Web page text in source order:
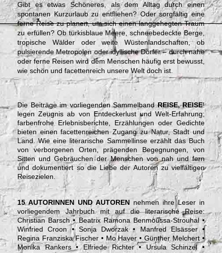
Gibt es etwas Schöneres, als dem Alltag durch einen
spontanen Kurzurlaub zu entfliehen? Oder sorgfältig eine
ferne Reise zu planen, um sich einen langgehegten Traum
zu erfüllen? Ob türkisblaue Meere, schneebedeckte Berge,
tropische Wälder oder weite Wüstenlandschaften, ob
pulsierende Metropolen oder idyllische Dörfer – durch nahe
oder ferne Reisen wird dem Menschen häufig erst bewusst,
wie schön und facettenreich unsere Welt doch ist.
Die Beiträge im vorliegenden SammelbandREISE, REISE!
legen Zeugnis ab von Entdeckerlust und Welt-Erfahrung;
farbenfrohe Erlebnisberichte, Erzählungen oder Gedichte
bieten einen facettenreichen Zugang zu Natur, Stadt und
Land. Wie eine literarische Sammellinse erzählt das Buch
von verborgenen Orten, prägenden Begegnungen, von
Sitten und Gebräuchen der Menschen von nah und fern
und dokumentiert so die Liebe der Autoren zu vielfältigen
Reisezielen.
15 AUTORINNEN UND AUTOREN nehmen ihre Leser in
vorliegendem Jahrbuch mit auf die literarische Reise:
Christian Barsch • Beatrix Ramona Benmoussa-Strouhal •
Winfried Croon • Sonja Dworzak • Manfred Elsässer •
Regina Franziska Fischer • Mo Haver • Günther Melchert •
Monika Rankers • Elfriede Richter • Ursula Schinzel •